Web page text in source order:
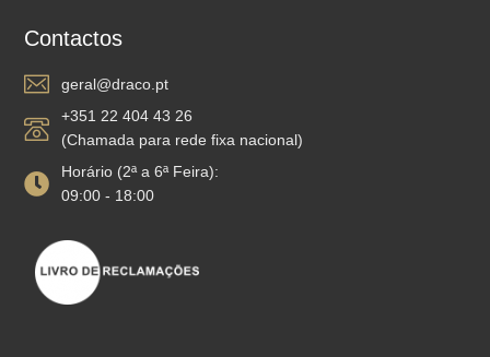
Contactos
geral@draco.pt
+351 22 404 43 26
(Chamada para rede fixa nacional)
Horário (2ª a 6ª Feira):
09:00 - 18:00